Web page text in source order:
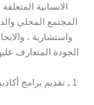
الانسانية
المجتمع المحلي
واستشارية ،
الجودة المتعارف
1 ـ تقديم برامج